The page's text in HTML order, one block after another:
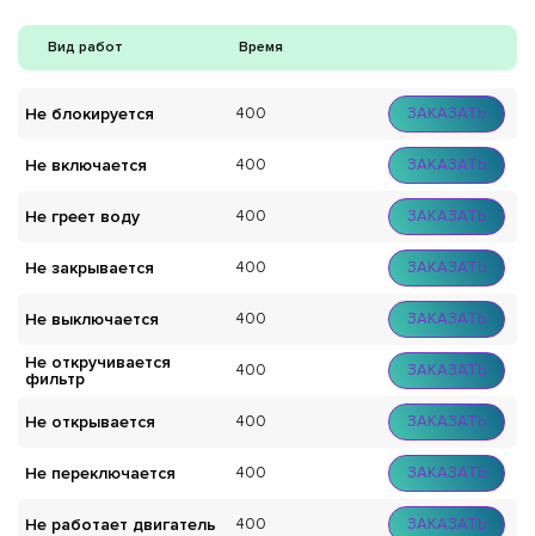
Вид работ Время
Не блокируется 400 ЗАКАЗАТЬ
Не включается 400 ЗАКАЗАТЬ
Не греет воду 400 ЗАКАЗАТЬ
Не закрывается 400 ЗАКАЗАТЬ
Не выключается 400 ЗАКАЗАТЬ
Не откручивается
фильтр
400 ЗАКАЗАТЬ
Не открывается 400 ЗАКАЗАТЬ
Не переключается 400 ЗАКАЗАТЬ
Не работает двигатель 400 ЗАКАЗАТЬ